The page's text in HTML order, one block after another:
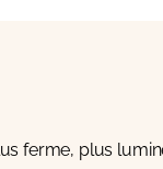
ferme, plus